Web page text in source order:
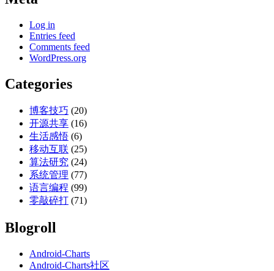
Log in
Entries feed
Comments feed
WordPress.org
Categories
博客技巧 (20)
开源共享 (16)
生活感悟 (6)
移动互联 (25)
算法研究 (24)
系统管理 (77)
语言编程 (99)
零敲碎打 (71)
Blogroll
Android-Charts
Android-Charts社区